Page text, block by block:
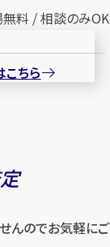
料 / 相談のみOK
ちら
んのでお気軽にご